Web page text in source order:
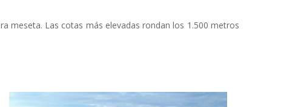
meseta. Las cotas más elevadas rondan los 1.500 metros